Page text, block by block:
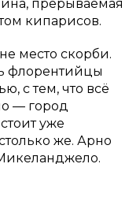
прерываемая
кипарисов.
место скорби.
флорентийцы
с тем, что всё
— город
уже
же. Арно